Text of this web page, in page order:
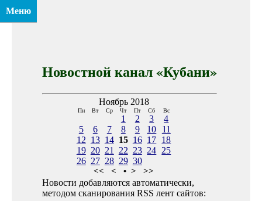
Меню
Новостной канал «Кубани»
Ноябрь 2018
Пн Вт Ср Чт Пт Сб Вс
1 2 3
4
5
6 7 8 9 10
11
12 13 14 15 16 17 18
19 20 21 22 23 24 25
26 27 28 29 30
<< < • > >>
Новости добавляются автоматически,
методом сканирования RSS лент сайтов: